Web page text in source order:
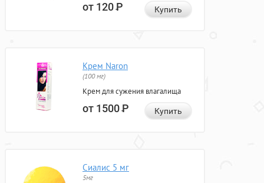
от 120Р Купить
Крем Naron
(100 мг)
Крем для сужения влагалища
от 1500Р Купить
Сиалис 5 мг
5мг